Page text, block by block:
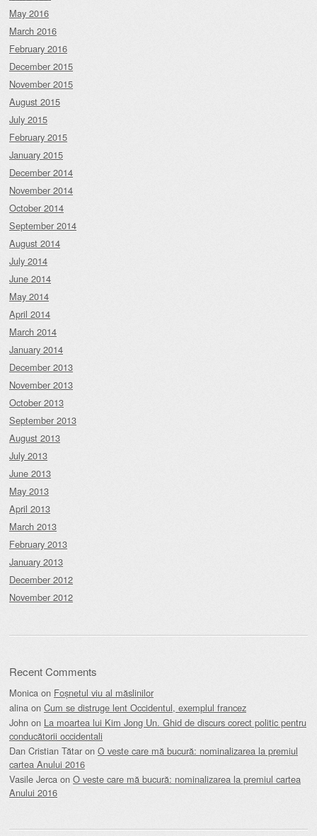
May 2016
March 2016
February 2016
December 2015
November 2015
August 2015
July 2015
February 2015
January 2015
December 2014
November 2014
October 2014
September 2014
August 2014
July 2014
June 2014
May 2014
April 2014
March 2014
January 2014
December 2013
November 2013
October 2013
September 2013
August 2013
July 2013
June 2013
May 2013
April 2013
March 2013
February 2013
January 2013
December 2012
November 2012
Recent Comments
Monica on Foșnetul viu al măslinilor
alina on Cum se distruge lent Occidentul, exemplul francez
John on La moartea lui Kim Jong Un. Ghid de discurs corect politic pentru
conducătorii occidentali
Dan Cristian Tătar on O veste care mă bucură: nominalizarea la premiul
cartea Anului 2016
Vasile Jerca on O veste care mă bucură: nominalizarea la premiul cartea
Anului 2016